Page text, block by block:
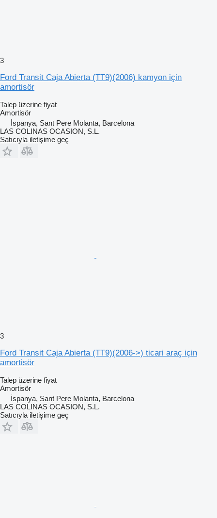
3
Ford Transit Caja Abierta (TT9)(2006) kamyon için
amortisör
Talep üzerine fiyat
Amortisör
İspanya, Sant Pere Molanta, Barcelona
LAS COLINAS OCASION, S.L.
Satıcıyla iletişime geç
3
Ford Transit Caja Abierta (TT9)(2006->) ticari araç için
amortisör
Talep üzerine fiyat
Amortisör
İspanya, Sant Pere Molanta, Barcelona
LAS COLINAS OCASION, S.L.
Satıcıyla iletişime geç